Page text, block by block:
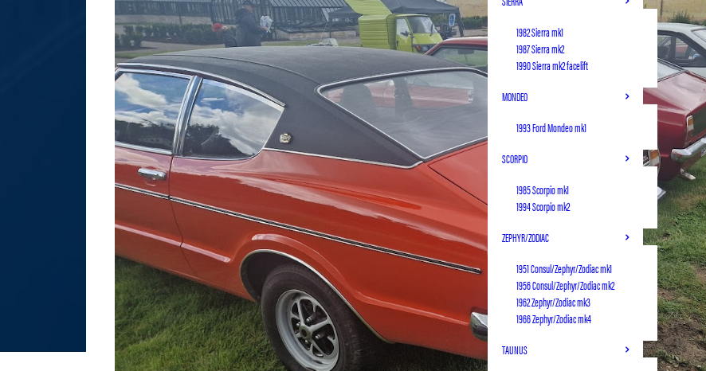
1982 Sierra mk1
1987 Sierra mk2
1990 Sierra mk2 facelift
MONDEO
1993 Ford Mondeo mk1
SCORPIO
1985 Scorpio mk1
1994 Scorpio mk2
ZEPHYR/ZODIAC
1951 Consul/Zephyr/Zodiac mk1
1956 Consul/Zephyr/Zodiac mk2
1962 Zephyr/Zodiac mk3
1966 Zephyr/Zodiac mk4
TAUNUS